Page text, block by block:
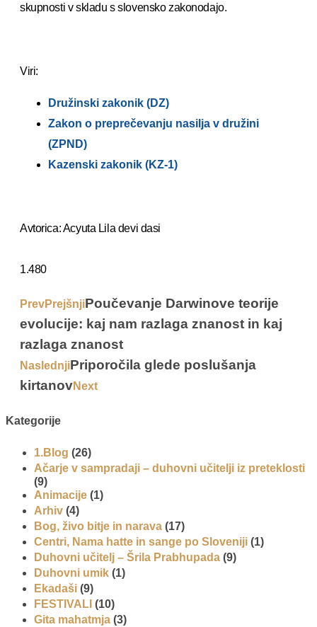
skupnosti v skladu s slovensko zakonodajo.
Viri:
Družinski zakonik (DZ)
Zakon o preprečevanju nasilja v družini
(ZPND)
Kazenski zakonik (KZ-1)
Avtorica: Acyuta Lila devi dasi
1.480
PrevPrejšnjiPoučevanje Darwinove teorije
evolucije: kaj nam razlaga znanost in kaj
razlaga znanost
NaslednjiPriporočila glede poslušanja
kirtanovNext
Kategorije
1.Blog (26)
Ačarje v sampradaji – duhovni učitelji iz preteklosti
(9)
Animacije (1)
Arhiv (4)
Bog, živo bitje in narava (17)
Centri, Nama hatte in sange po Sloveniji (1)
Duhovni učitelj – Šrila Prabhupada (9)
Duhovni umik (1)
Ekadaši (9)
FESTIVALI (10)
Gita mahatmja (3)